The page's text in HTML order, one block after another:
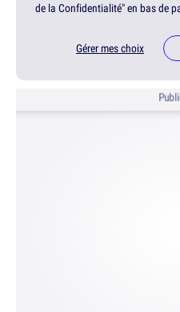
de la Confidentialité" en bas de
Gérer mes choix